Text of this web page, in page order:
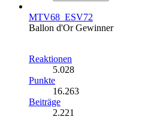
MTV68_ESV72
Ballon d'Or Gewinner
Reaktionen
5.028
Punkte
16.263
Beiträge
2.221